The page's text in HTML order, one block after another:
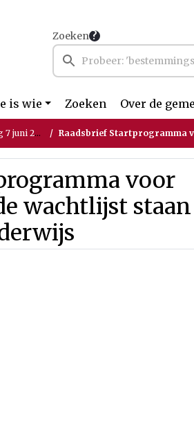
Zoeken
is wie Zoeken Over de
2023) Raadsbrief Startprogramma voor jongeren die op
voor
wachtlijst